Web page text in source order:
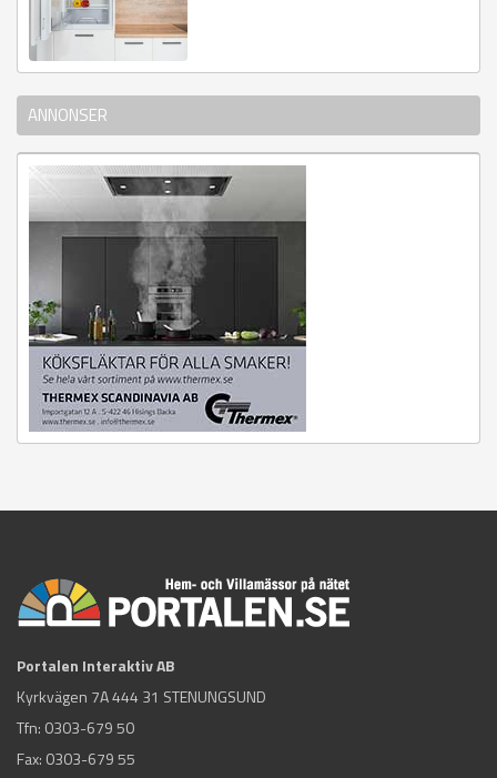
ANNONSER
Portalen Interaktiv AB
Kyrkvägen 7A 444 31 STENUNGSUND
Tfn: 0303-679 50
Fax: 0303-679 55